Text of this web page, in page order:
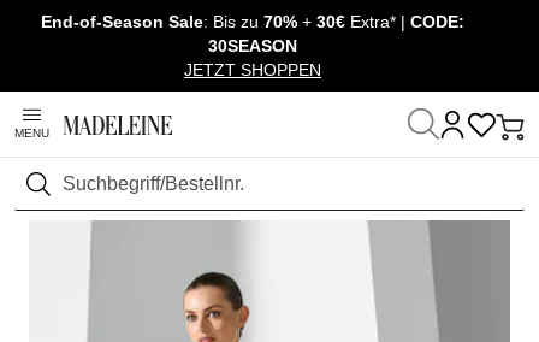
Navigation überspringen, direkt zum Inhalt
End-of-Season Sale: Bis zu 70% + 30€ Extra* | CODE:
30SEASON
JETZT SHOPPEN
MENU
Suchen
Startseite Mode Pullover & Strick